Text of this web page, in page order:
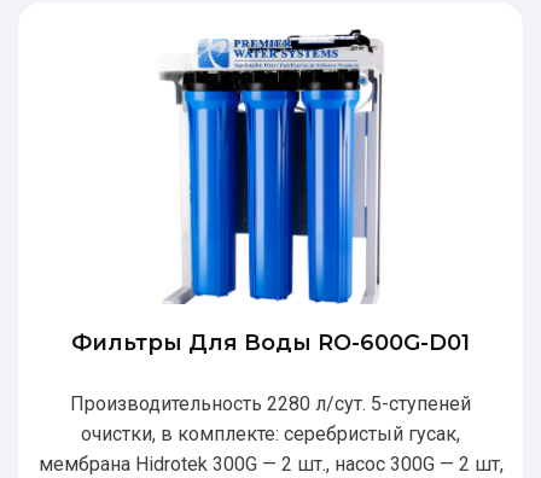
Фильтры Для Воды RO-600G-D01
Производительность 2280 л/сут. 5-ступеней
очистки, в комплекте: серебристый гусак,
мембрана Hidrotek 300G — 2 шт., насос 300G — 2 шт,